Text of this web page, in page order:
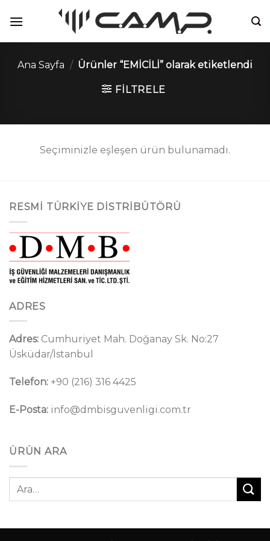
atla
Ana Sayfa / Ürünler “EMİCİLİ” olarak etiketlendi
FILTRELE
Seçiminizle eşleşen ürün bulunamadı.
RESMI TÜRKIYE DISTRIBÜTÖRÜ
ADRES
Adres: Cumhuriyet Mah. Doğanay Sk. No:27
Üsküdar/İstanbul
Telefon: +90 (216) 316 4425
E-Posta: info@dmbisguvenligi.com.tr
ÜRÜN ARA
Ara: